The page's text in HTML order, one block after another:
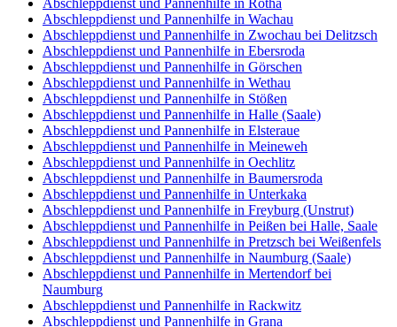
Abschleppdienst und Pannenhilfe in Rötha
Abschleppdienst und Pannenhilfe in Wachau
Abschleppdienst und Pannenhilfe in Zwochau bei Delitzsch
Abschleppdienst und Pannenhilfe in Ebersroda
Abschleppdienst und Pannenhilfe in Görschen
Abschleppdienst und Pannenhilfe in Wethau
Abschleppdienst und Pannenhilfe in Stößen
Abschleppdienst und Pannenhilfe in Halle (Saale)
Abschleppdienst und Pannenhilfe in Elsteraue
Abschleppdienst und Pannenhilfe in Meineweh
Abschleppdienst und Pannenhilfe in Oechlitz
Abschleppdienst und Pannenhilfe in Baumersroda
Abschleppdienst und Pannenhilfe in Unterkaka
Abschleppdienst und Pannenhilfe in Freyburg (Unstrut)
Abschleppdienst und Pannenhilfe in Peißen bei Halle, Saale
Abschleppdienst und Pannenhilfe in Pretzsch bei Weißenfels
Abschleppdienst und Pannenhilfe in Naumburg (Saale)
Abschleppdienst und Pannenhilfe in Mertendorf bei
Naumburg
Abschleppdienst und Pannenhilfe in Rackwitz
Abschleppdienst und Pannenhilfe in Grana